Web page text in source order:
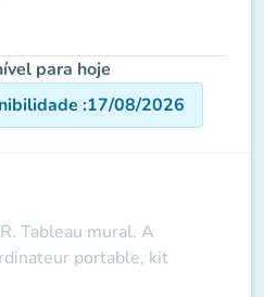
para hoje
:17/08/2026
Tableau mural. A
portable, kit